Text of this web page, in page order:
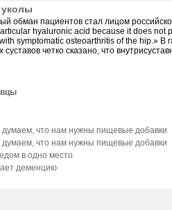
обман пациентов стал лицом
hyaluronic acid because it does not
symptomatic osteoarthritis of the hip.» В
суставов четко сказано, что
что нам нужны пищевые добавки
что нам нужны пищевые добавки
в одно место
деменцию